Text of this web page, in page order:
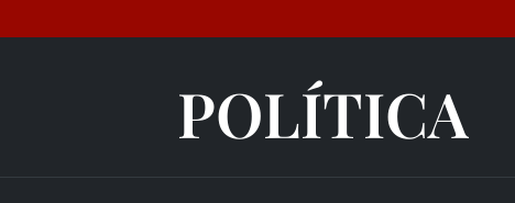
POLÍTICA